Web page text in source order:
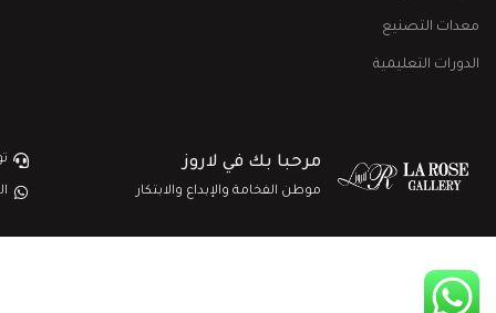
معدات التصنيع
الدورات التعليمية
مرحبا بك في لاروز
موطن الفخامة والإبداع والابتكار